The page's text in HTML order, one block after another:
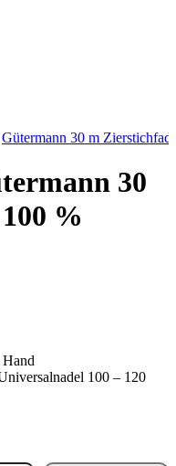
Gütermann 30 m
30
%
100 – 120